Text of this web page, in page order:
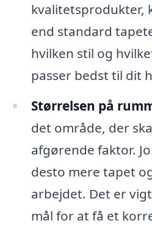
kvalitetsprodukter,
end standard
hvilken stil og
passer bedst til dit
Størrelsen på
det område, der
afgørende faktor.
desto mere tapet
arbejdet. Det er
mål for at få et